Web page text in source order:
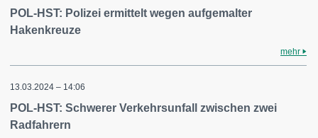
POL-HST: Polizei ermittelt wegen aufgemalter
Hakenkreuze
mehr
13.03.2024 – 14:06
POL-HST: Schwerer Verkehrsunfall zwischen zwei
Radfahrern